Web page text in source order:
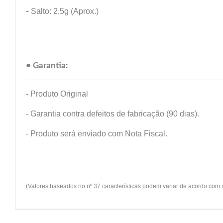
- Salto: 2,5g (Aprox.)
• Garantia:
- Produto Original
- Garantia contra defeitos de fabricação (90 dias).
- Produto será enviado com Nota Fiscal.
(Valores baseados no nº 37 características podem variar de acordo com